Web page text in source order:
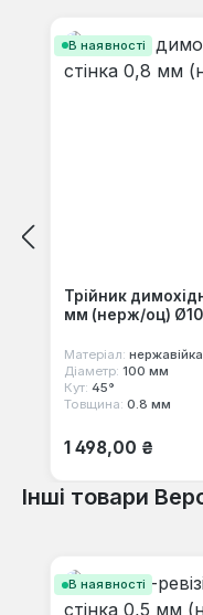
В наявності
Трійник
мм (нерж/оц)
Матеріал:
Діаметр: 100 мм
Кут: 45°
Товщина: 0.8 мм
Звичайна ціна:
1 498,00 ₴
Інші товари
В наявності